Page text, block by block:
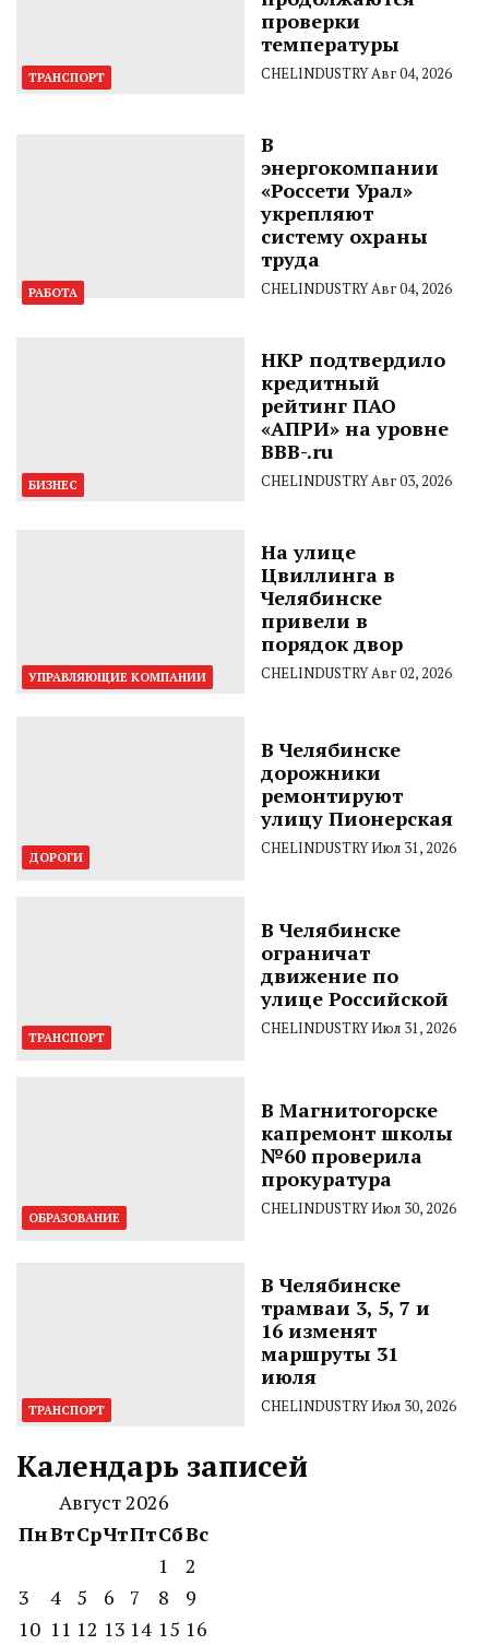
ТРАНСПОРТ
проверки
температуры
CHELINDUSTRYАвг 04, 2026
РАБОТА
В
энергокомпании
«Россети Урал»
укрепляют
систему охраны
труда
CHELINDUSTRYАвг 04, 2026
БИЗНЕС
НКР подтвердило
кредитный
рейтинг ПАО
«АПРИ» на уровне
BBB-.ru
CHELINDUSTRYАвг 03, 2026
УПРАВЛЯЮЩИЕ КОМПАНИИ
На улице
Цвиллинга в
Челябинске
привели в
порядок двор
CHELINDUSTRYАвг 02, 2026
ДОРОГИ
В Челябинске
дорожники
ремонтируют
улицу Пионерская
CHELINDUSTRYИюл 31, 2026
ТРАНСПОРТ
В Челябинске
ограничат
движение по
улице Российской
CHELINDUSTRYИюл 31, 2026
ОБРАЗОВАНИЕ
В Магнитогорске
капремонт школы
№60 проверила
прокуратура
CHELINDUSTRYИюл 30, 2026
ТРАНСПОРТ
В Челябинске
трамваи 3, 5, 7 и
16 изменят
маршруты 31
июля
CHELINDUSTRYИюл 30, 2026
Календарь записей
Август 2026
ПнВтСрЧтПтСбВс
1
2
3
4 5 6 7 8
9
10 11 12 13 14 15 16